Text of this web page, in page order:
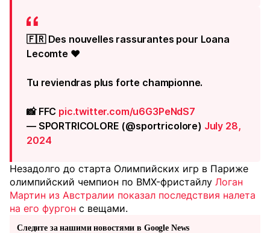
🇫🇷 Des nouvelles rassurantes pour Loana
Lecomte ❤️
Tu reviendras plus forte championne.
📸 FFC pic.twitter.com/u6G3PeNdS7
— SPORTRICOLORE (@sportricolore) July 28,
2024
Незадолго до старта Олимпийских игр в Париже
олимпийский чемпион по BMX-фристайлу Логан
Мартин из Австралии показал последствия налета
на его фургон с вещами.
Следите за нашими новостями в Google News